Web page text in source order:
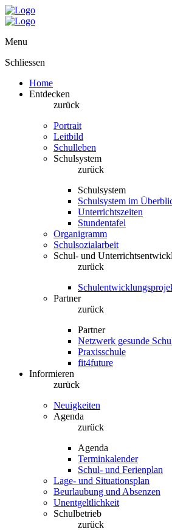
Menu
Schliessen
Home
Entdecken
zurück
Portrait
Leitbild
Schulleben
Schulsystem
zurück
Schulsystem
Schulsystem im
Unterrichtszeiten
Stundentafel
Organigramm
Schulsozialarbeit
Schul- und
zurück
Partner
zurück
Partner
Netzwerk gesunde
Praxisschule
fit4future
Informieren
zurück
Neuigkeiten
Agenda
zurück
Agenda
Terminkalender
Schul- und Ferienplan
Lage- und Situationsplan
Beurlaubung und Absenzen
Unentgeltlichkeit
Schulbetrieb
zurück